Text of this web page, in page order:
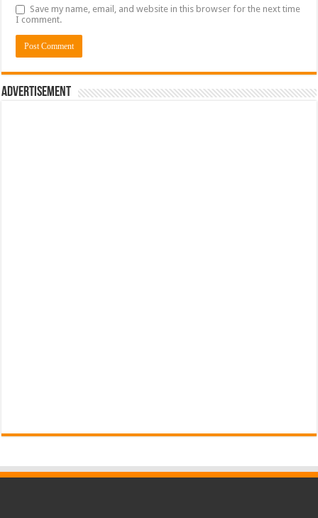
Save my name, email, and website in this browser for the next time
I comment.
Advertisement